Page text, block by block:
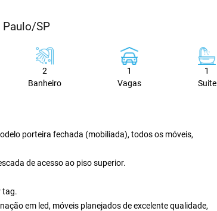
Paulo/SP
2
Banheiro
1
Vagas
1
Suite
porteira fechada (mobiliada), todos os móveis,
de acesso ao piso superior.
tag.
em led, móveis planejados de excelente qualidade,